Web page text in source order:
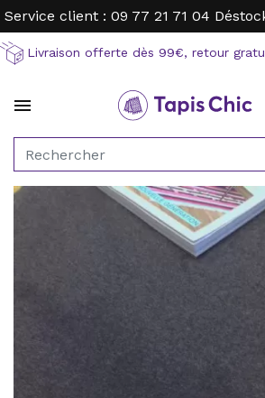
Service client : 09 77 21 71 04
Livraison offerte dès 99€, retour
